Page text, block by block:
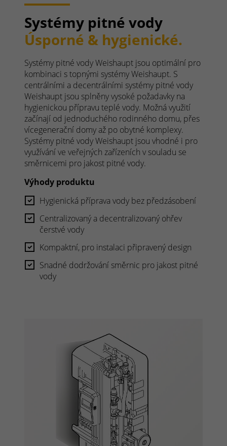
Systémy pitné vody
Úsporné & hygienické.
Systémy pitné vody Weishaupt jsou optimální pro
kombinaci s topnými systémy Weishaupt. S
centrálními a decentrálními systémy pitné vody
Weishaupt jsou splněny vysoké požadavky na
hygienickou přípravu teplé vody. Možná využití
začínají od jednoduchého rodinného domu, přes
vícegenerační domy až po obytné komplexy.
Systémy pitné vody Weishaupt jsou vhodné i pro
využívání ve veřejných zařízeních v souladu se
směrnicemi pro jakost pitné vody.
Výhody produktu
Hygienická příprava vody bez předzásobení
Centralizovaný a decentralizovaný ohřev
čerstvé vody
Kompaktní, pro instalaci připravený design
Snadné dodržování směrnic pro jakost pitné
vody